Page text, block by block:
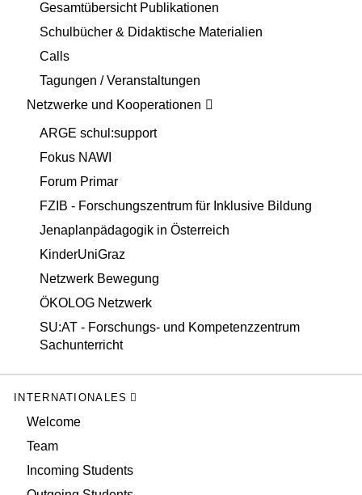
Gesamtübersicht Publikationen
Schulbücher & Didaktische Materialien
Calls
Tagungen / Veranstaltungen
Netzwerke und Kooperationen
ARGE schul:support
Fokus NAWI
Forum Primar
FZIB - Forschungszentrum für Inklusive Bildung
Jenaplanpädagogik in Österreich
KinderUniGraz
Netzwerk Bewegung
ÖKOLOG Netzwerk
SU:AT - Forschungs- und Kompetenzzentrum
Sachunterricht
INTERNATIONALES
Welcome
Team
Incoming Students